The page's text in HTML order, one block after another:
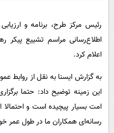
محیط
رئیس مرکز طرح، برنامه و
اطلاع‌رسانی مراسم تشییع پیکر
اعلام کرد.
به گزارش ایسنا به نقل از روابط
این زمینه توضیح داد: حتما
امت بسیار پیچیده است و احتمالا
رسانه‌ای همکاران ما در طول عمر